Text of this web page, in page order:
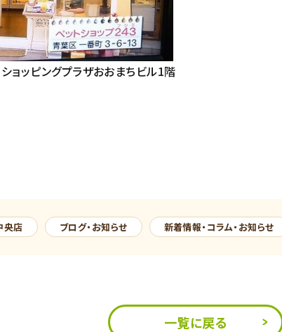
ッピングプラザおおまちビル1階
央店 ブログ・お知らせ 新着情報・コラム・お知らせ
一覧に戻る